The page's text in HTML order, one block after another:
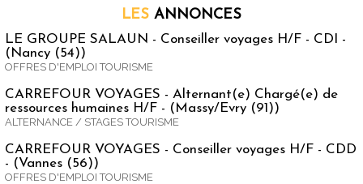
LES ANNONCES
LE GROUPE SALAUN - Conseiller voyages H/F - CDI -
(Nancy (54))
OFFRES D'EMPLOI TOURISME
CARREFOUR VOYAGES - Alternant(e) Chargé(e) de
ressources humaines H/F - (Massy/Evry (91))
ALTERNANCE / STAGES TOURISME
CARREFOUR VOYAGES - Conseiller voyages H/F - CDD
- (Vannes (56))
OFFRES D'EMPLOI TOURISME